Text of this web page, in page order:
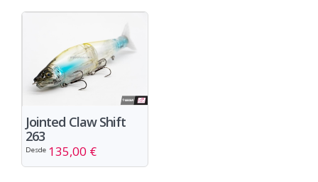
Jointed Claw Shift
263
Desde 135,00 €